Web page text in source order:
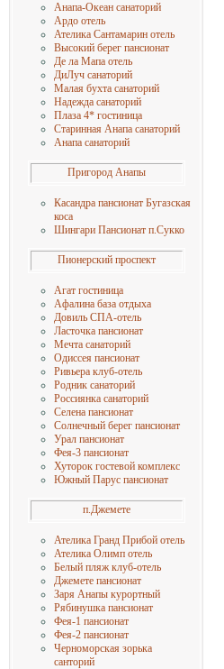
Анапа-Океан санаторий
Ардо отель
Ателика Сантамарин отель
Высокий берег пансионат
Де ла Мапа отель
ДиЛуч санаторий
Малая бухта санаторий
Надежда санаторий
Плаза 4* гостиница
Старинная Анапа санаторий
Анапа санаторий
Пригород Анапы
Касандра пансионат Бугазская
коса
Шингари Пансионат п.Сукко
Пионерский проспект
Агат гостиница
Афалина база отдыха
Довиль СПА-отель
Ласточка пансионат
Мечта санаторий
Одиссея пансионат
Ривьера клуб-отель
Родник санаторий
Россиянка санаторий
Селена пансионат
Солнечный берег пансионат
Урал пансионат
Фея-3 пансионат
Хуторок гостевой комплекс
Южный Парус пансионат
п.Джемете
Ателика Гранд Прибой отель
Ателика Олимп отель
Белый пляж клуб-отель
Джемете пансионат
Заря Анапы курортный
Рябинушка пансионат
Фея-1 пансионат
Фея-2 пансионат
Черноморская зорька
санторий